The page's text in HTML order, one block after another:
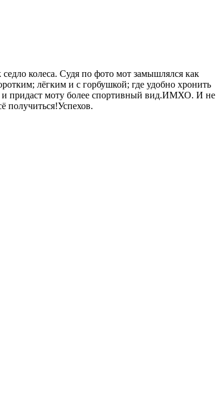
колеса. Судя по фото мот замышлялся как
лёгким и с горбушкой; где удобно хронить
и придаст моту более спортивный вид.ИМХО. И не
получиться!Успехов.